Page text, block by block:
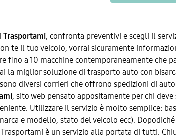
Trasportami, confronta preventivi e scegli il
te il tuo veicolo, vorrai sicuramente
fino a 10 macchine contemporaneamente che
la miglior soluzione di trasporto auto con
diversi corrieri che offrono spedizioni di
, sito web pensato appositamente per chi deve
Utilizzare il servizio è molto semplice:
e modello, stato del veicolo ecc).
Trasportami è un servizio alla portata di tutti.